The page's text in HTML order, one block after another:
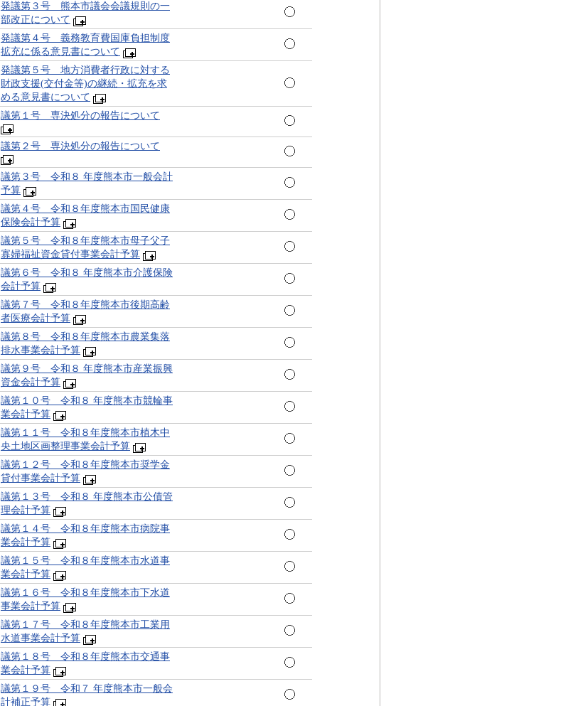
発議第３号 熊本市議会会議規則の一
部改正について
発議第４号 義務教育費国庫負担制度
拡充に係る意見書について
発議第５号 地方消費者行政に対する
財政支援(交付金等)の継続・拡充を求
める意見書について
議第１号 専決処分の報告について
議第２号 専決処分の報告について
議第３号 令和８ 年度熊本市一般会計
予算
議第４号 令和８年度熊本市国民健康
保険会計予算
議第５号 令和８年度熊本市母子父子
寡婦福祉資金貸付事業会計予算
議第６号 令和８ 年度熊本市介護保険
会計予算
議第７号 令和８年度熊本市後期高齢
者医療会計予算
議第８号 令和８年度熊本市農業集落
排水事業会計予算
議第９号 令和８ 年度熊本市産業振興
資金会計予算
議第１０号 令和８ 年度熊本市競輪事
業会計予算
議第１１号 令和８年度熊本市植木中
央土地区画整理事業会計予算
議第１２号 令和８年度熊本市奨学金
貸付事業会計予算
議第１３号 令和８ 年度熊本市公債管
理会計予算
議第１４号 令和８年度熊本市病院事
業会計予算
議第１５号 令和８年度熊本市水道事
業会計予算
議第１６号 令和８年度熊本市下水道
事業会計予算
議第１７号 令和８年度熊本市工業用
水道事業会計予算
議第１８号 令和８年度熊本市交通事
業会計予算
議第１９号 令和７ 年度熊本市一般会
計補正予算